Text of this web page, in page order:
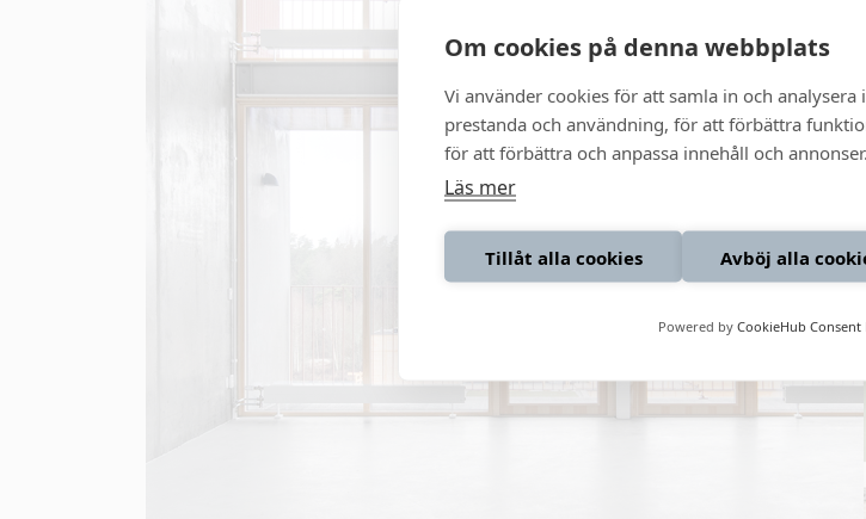
Om cookies på denna webbplats
Vi använder cookies för att samla in och
prestanda och användning, för att förbättra
för att förbättra och anpassa innehåll och annonser.
Läs mer
Tillåt alla cookies Avböj alla
Powered by CookieHub